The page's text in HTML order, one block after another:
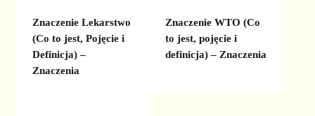
Znaczenie Lekarstwo
(Co to jest, Pojęcie i
Definicja) –
Znaczenia
Znaczenie WTO (Co
to jest, pojęcie i
definicja) – Znaczenia